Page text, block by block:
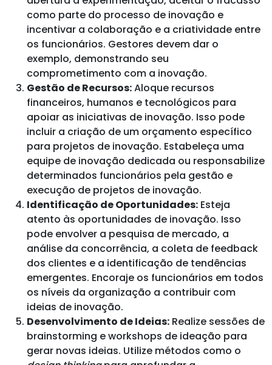
como parte do processo de inovação e
incentivar a colaboração e a criatividade entre
os funcionários. Gestores devem dar o
exemplo, demonstrando seu
comprometimento com a inovação.
Gestão de Recursos:Aloque recursos
financeiros, humanos e tecnológicos para
apoiar as iniciativas de inovação. Isso pode
incluir a criação de um orçamento específico
para projetos de inovação. Estabeleça uma
equipe de inovação dedicada ou responsabilize
determinados funcionários pela gestão e
execução de projetos de inovação.
Identificação de Oportunidades: Esteja
atento às oportunidades de inovação. Isso
pode envolver a pesquisa de mercado, a
análise da concorrência, a coleta de feedback
dos clientes e a identificação de tendências
emergentes. Encoraje os funcionários em todos
os níveis da organização a contribuir com
ideias de inovação.
Desenvolvimento de Ideias: Realize sessões de
brainstorming e workshops de ideação para
gerar novas ideias. Utilize métodos como o